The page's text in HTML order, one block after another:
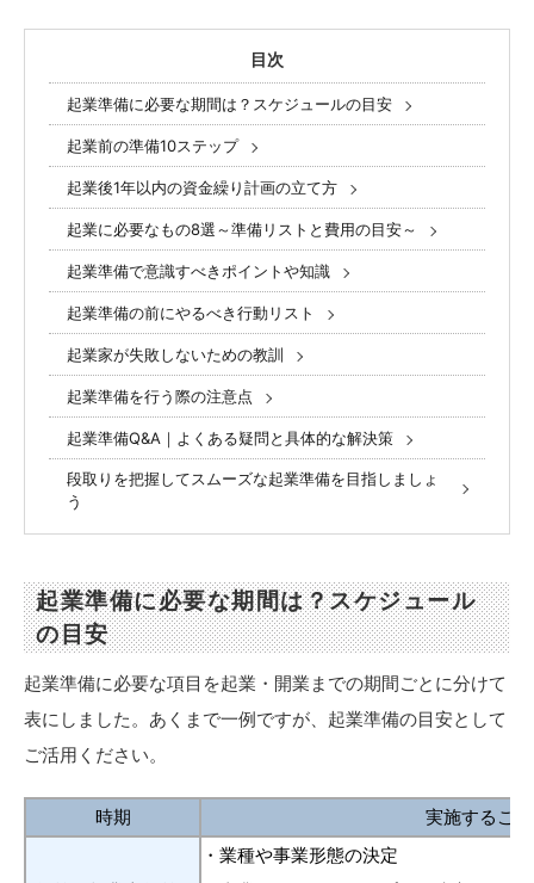
目次
起業準備に必要な期間は？スケジュールの目安
起業前の準備10ステップ
起業後1年以内の資金繰り計画の立て方
起業に必要なもの8選～準備リストと費用の目安～
起業準備で意識すべきポイントや知識
起業準備の前にやるべき行動リスト
起業家が失敗しないための教訓
起業準備を行う際の注意点
起業準備Q&A｜よくある疑問と具体的な解決策
段取りを把握してスムーズな起業準備を目指しましょ
う
起業準備に必要な期間は？スケジュール
の目安
起業準備に必要な項目を起業・開業までの期間ごとに分けて
表にしました。あくまで一例ですが、起業準備の目安として
ご活用ください。
時期 実施すること
・業種や事業形態の決定